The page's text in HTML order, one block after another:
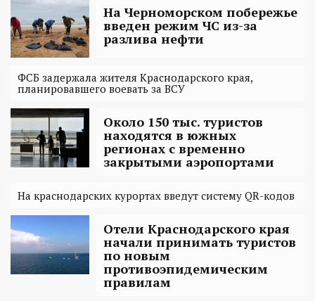
На Черноморском побережье
введен режим ЧС из-за
разлива нефти
ФСБ задержала жителя Краснодарского края,
планировавшего воевать за ВСУ
Около 150 тыс. туристов
находятся в южных
регионах с временно
закрытыми аэропортами
На краснодарских курортах введут систему QR-кодов
Отели Краснодарского края
начали принимать туристов
по новым
противоэпидемическим
правилам